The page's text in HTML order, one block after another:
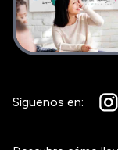
Síguenos en: